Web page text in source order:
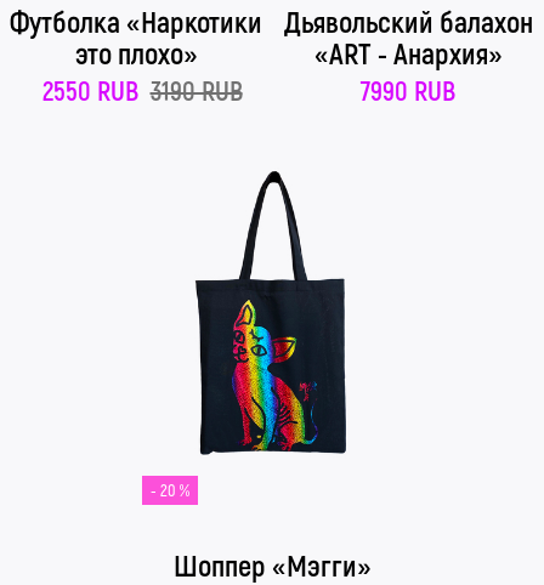
Футболка «Наркотики
это плохо»
2550 RUB 3190 RUB
Дьявольский балахон
«ART - Анархия»
7990 RUB
- 20 %
Шоппер «Мэгги»